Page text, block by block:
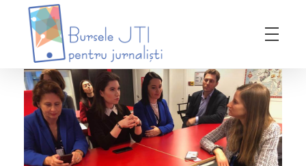
Bursele JTI pentru Jurnalisti
ediția 2018-2019